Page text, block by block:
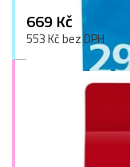
669 Kč
553 Kč bez DPH